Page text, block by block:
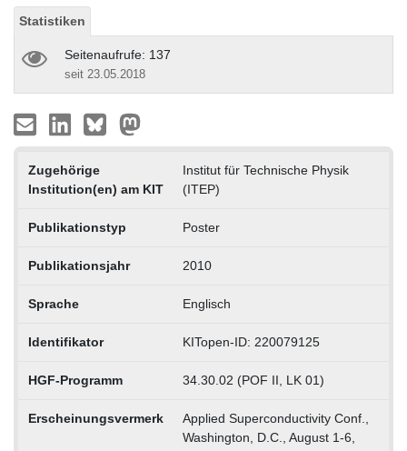
Statistiken
Seitenaufrufe: 137
seit 23.05.2018
Zugehörige
Institution(en) am KIT
Institut für Technische Physik
(ITEP)
Publikationstyp Poster
Publikationsjahr 2010
Sprache Englisch
Identifikator KITopen-ID: 220079125
HGF-Programm 34.30.02 (POF II, LK 01)
Erscheinungsvermerk
Applied Superconductivity Conf.,
Washington, D.C., August 1-6,